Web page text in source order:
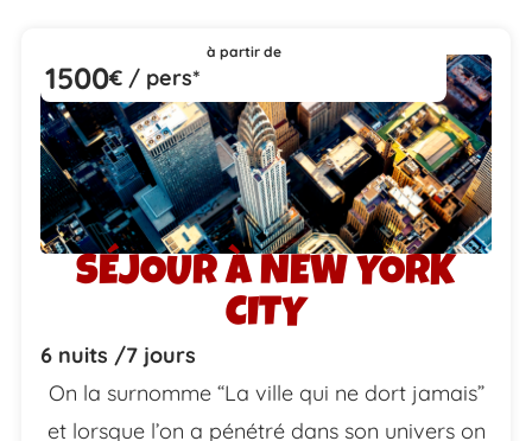
à partir de
1500€ / pers*
SÉJOUR À NEW YORK
CITY
6 nuits /7 jours
On la surnomme “La ville qui ne dort jamais”
et lorsque l’on a pénétré dans son univers on